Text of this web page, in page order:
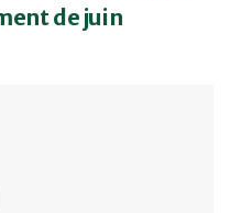
de juin